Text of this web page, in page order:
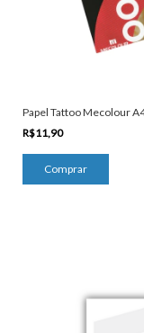
Papel Tattoo Mecolour
R$11,90